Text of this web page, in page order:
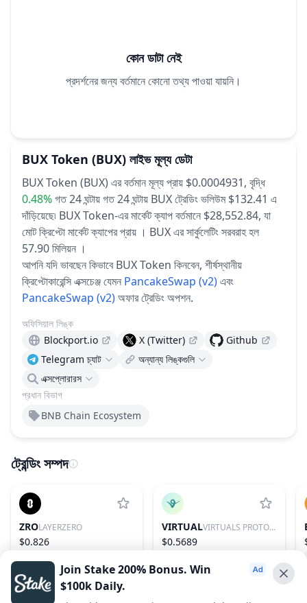
কোন ডাটা নেই
প্রদর্শনের জন্য বর্তমানে কোনো তথ্য পাওয়া যায়নি।
BUX Token (BUX) লাইভ মূল্য ডেটা
BUX Token (BUX) এর বর্তমান মূল্য প্রায় $0.0004931, বৃদ্ধি
0.48%গত 24 ঘন্টায়গত 24 ঘন্টায় BUX ট্রেডিং ভলিউম $132.41 এ
দাঁড়িয়েছে৷ BUX Token-এর মার্কেট ক্যাপ বর্তমানে $28,552.84, যা
মোট ক্রিপ্টো মার্কেট ক্যাপের প্রায় । BUX এর সার্কুলেটিং সরবরাহ হল
57.90 মিলিয়ন ।
আপনি যদি ভাবছেন কিভাবে BUX Token কিনবেন, শীর্ষস্থানীয়
ক্রিপ্টোকারেন্সি এক্সচেঞ্জ যেমন PancakeSwap (v2)এবং
PancakeSwap (v2)অফার ট্রেডিং অপশন.
প্রধান বিভাগ
BNB Chain Ecosystem
অফিসিয়াল লিঙ্ক
Blockport.io
X (Twitter)
Github
Telegram চ্যাট
অন্যান্য লিঙ্কগুলি
এক্সপ্লোরারস
ট্রেন্ডিং সম্পদ
ZROLAYERZERO
$0.826
VIRTUAL VIRTUALS PROTOCOL
$0.5689
Join Stake 200% Bonus. Win
$100k Daily.